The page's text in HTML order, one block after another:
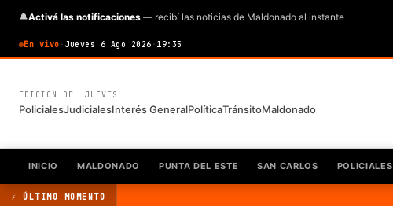
🔔Activá las notificaciones — recibí las noticias de Maldonado al instante
En vivo · Jueves 6 Ago 2026 · 19:35
EDICION DEL JUEVES
PolicialesJudicialesInterés GeneralPolíticaTránsitoMaldonado
INICIO MALDONADO PUNTA DEL ESTE SAN CARLOS POLICIALES
⚡ ÚLTIMO MOMENTO